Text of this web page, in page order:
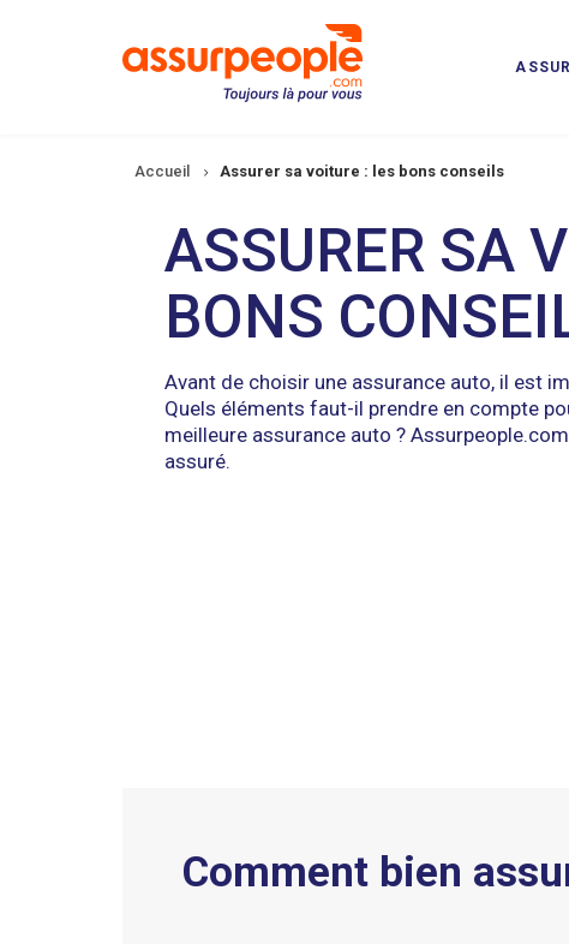
d'Ariane
Accueil Assurer sa voiture : les bons conseils
ASSURER SA
BONS
Avant de choisir une assurance auto, il est
Quels éléments faut-il prendre en compte
meilleure assurance auto ?
assuré.
Comment bien